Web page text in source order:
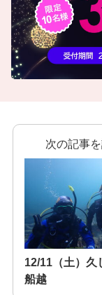
次の記事
12/11（土）久
船越